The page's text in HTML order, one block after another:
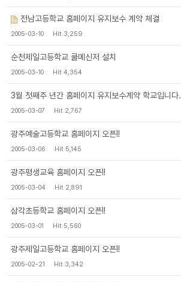
전남고등학교 홈페이지 유지보수 계약 체결
2005-03-10 Hit 3,259
순천제일고등학교 쿨메신저 설치
2005-03-10 Hit 4,354
3월 첫째주 년간 홈페이지 유지보수계약 학교입니다.
2005-03-07 Hit 2,767
광주예술고등학교 홈페이지 오픈!!
2005-03-06 Hit 5,145
광주평생교육 홈페이지 오픈!!
2005-03-04 Hit 2,891
삼각초등학교 홈페이지 오픈!!
2005-03-01 Hit 5,560
광주제일고등학교 홈페이지 오픈!!
2005-02-21 Hit 3,342